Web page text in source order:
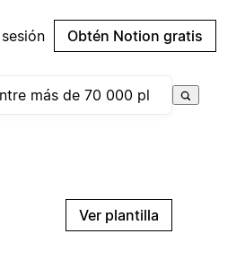
Obtén Notion gratis
Ver plantilla